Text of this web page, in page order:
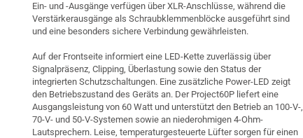
Ein- und -Ausgänge verfügen über XLR-Anschlüsse, während die
Verstärkerausgänge als Schraubklemmenblöcke ausgeführt sind
und eine besonders sichere Verbindung gewährleisten.
Auf der Frontseite informiert eine LED-Kette zuverlässig über
Signalpräsenz, Clipping, Überlastung sowie den Status der
integrierten Schutzschaltungen. Eine zusätzliche Power-LED zeigt
den Betriebszustand des Geräts an. Der Project60P liefert eine
Ausgangsleistung von 60 Watt und unterstützt den Betrieb an 100-V-,
70-V- und 50-V-Systemen sowie an niederohmigen 4-Ohm-
Lautsprechern. Leise, temperaturgesteuerte Lüfter sorgen für einen